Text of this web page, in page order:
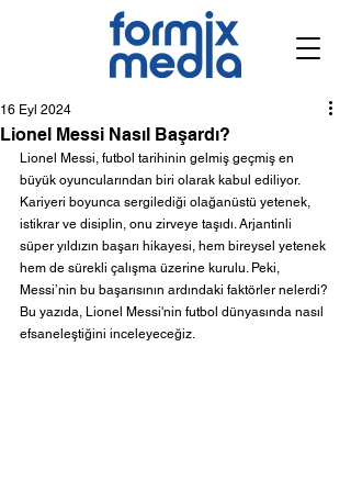
Lionel Messi Nasıl Başardı?
16 Eyl 2024
Lionel Messi, futbol tarihinin gelmiş geçmiş en
büyük oyuncularından biri olarak kabul ediliyor.
Kariyeri boyunca sergilediği olağanüstü yetenek,
istikrar ve disiplin, onu zirveye taşıdı. Arjantinli
süper yıldızın başarı hikayesi, hem bireysel yetenek
hem de sürekli çalışma üzerine kurulu. Peki,
Messi’nin bu başarısının ardındaki faktörler nelerdi?
Bu yazıda, Lionel Messi'nin futbol dünyasında nasıl
efsaneleştiğini inceleyeceğiz.